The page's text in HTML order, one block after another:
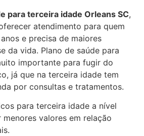
para terceira idade Orleans SC,
atendimento para quem
e precisa de maiores
da vida. Plano de saúde para
importante para fugir do
já que na terceira idade tem
por consultas e tratamentos.
para terceira idade a nível
valores em relação